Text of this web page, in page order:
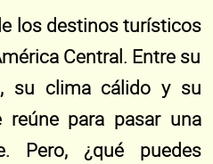
los destinos turísticos
Central. Entre su
su clima cálido y su
reúne para pasar una
Pero, ¿qué puedes